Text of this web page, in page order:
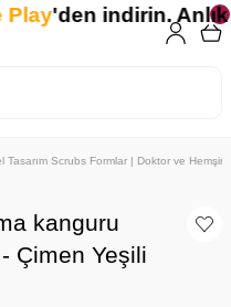
Tasarım Scrubs Formlar | Doktor ve
kanguru
Çimen Yeşili
'den indirin. Anlık